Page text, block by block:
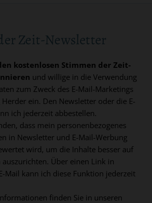
Zeit-Newsletter
kostenlosen Stimmen der Zeit-
und willige in die Verwendung
zum Zweck des E-Mail-Marketings
ein. Den Newsletter oder die E-
ich jederzeit abbestellen.
dass mein personenbezogenes
in Newsletter und E-Mail-Werbung
wird, um die Inhalte besser auf
auszurichten. Über einen Link in
Mail kann ich diese Funktion jederzeit
finden Sie in unseren